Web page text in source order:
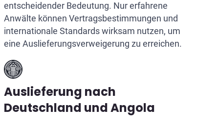
entscheidender Bedeutung. Nur erfahrene
Anwälte können Vertragsbestimmungen und
internationale Standards wirksam nutzen, um
eine Auslieferungsverweigerung zu erreichen.
Auslieferung nach
Deutschland und Angola